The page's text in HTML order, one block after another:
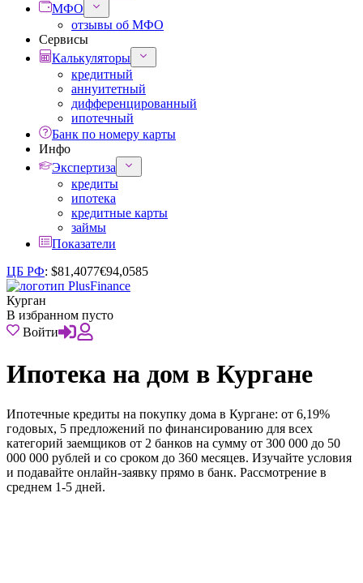
МФО
отзывы об МФО
Сервисы
Калькуляторы
кредитный
аннуитетный
дифференцированный
ипотечный
Банк по номеру карты
Инфо
Экспертиза
кредиты
ипотека
кредитные карты
займы
Показатели
ЦБ РФ: $81,4077€94,0585
Курган
В избранном пусто
Войти
Ипотека на дом в Кургане
Ипотечные кредиты на покупку дома в Кургане: от 6,19%
годовых, 5 предложений по финансированию для всех
категорий заемщиков от 2 банков на сумму от 300 000 до 50
000 000 рублей и со сроком до 360 месяцев. Изучайте условия
и подавайте онлайн-заявку прямо в банк. Рассмотрение в
среднем 1-5 дней.